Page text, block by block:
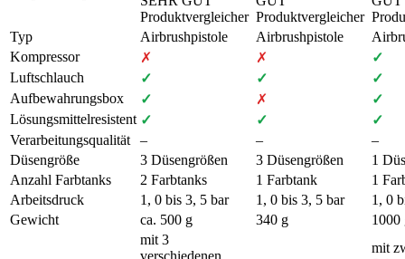
Produktvergleicher Produktvergleicher
Typ
Airbrushpistole Airbrushpistole
Kompressor
✗ ✗
✓
Luftschlauch
✓ ✓
✓
Aufbewahrungsbox
✓ ✗
✓
Lösungsmittelresistent ✓ ✓
✓
Verarbeitungsqualität
– –
–
Düsengröße
3 Düsen­größen 3 Düsen­größen
1
Anzahl Farbtanks
2 Farb­tanks 1 Farbtank
1
Arbeitsdruck
1, 0 bis 3, 5 bar 1, 0 bis 3, 5 bar
1, 0
Gewicht
ca. 500 g 340 g 1000
mit 3
verschiedenen
mit